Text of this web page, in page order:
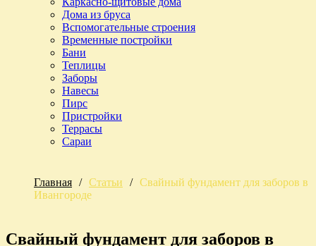
Дома из бруса
Вспомогательные строения
Временные постройки
Бани
Теплицы
Заборы
Навесы
Пирс
Пристройки
Террасы
Сараи
Главная / Статьи / Свайный фундамент для заборов в
Ивангороде
Свайный фундамент для заборов в